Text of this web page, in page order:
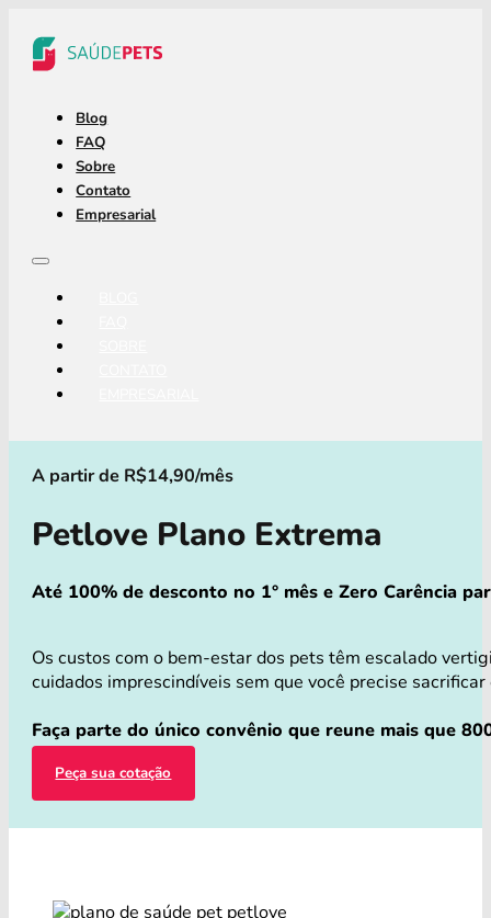
Blog
FAQ
Sobre
Contato
Empresarial
A partir de R$14,90/mês
Petlove Plano Extrema
Até 100% de desconto no 1° mês e Zero Carência
Os custos com o bem-estar dos pets têm escalado
cuidados imprescindíveis sem que você precise
Faça parte do único convênio que reune mais que
Peça sua cotação